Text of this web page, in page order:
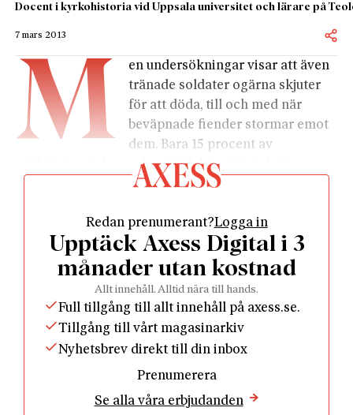
Docent i kyrkohistoria vid Uppsala universitet och lärare på
7 mars 2013
M
en undersökningar visar att även
tränade soldater ogärna skjuter
för att döda, till och med när
beväpnade fiender stormar emot
dem. Bara 15 procent av
soldaterna under andra världskriget tog del i
striderna genom att skjuta på fienden. Men för dem
traumat. Det värsta var inte skräcken, inte
skrikandet, sårade kamrater – utan att de hade
släckt en människas liv.
Författaren William Manchester tar upp detta när
han skriver om sin tid som soldat i andra
världskriget. Hans enhet blev beskjuten av en
krypskytt som barrikaderat sig i en fiskebod.
hamnade i samma rum som skytten:
”Han satt fast i sin sele och jag sköt honom med min
Redan prenumerant?Logga in
Upptäck Axess Digital i 3
månader utan kostnad
Allt innehåll. Alltid nära till hands.
Full tillgång till allt innehåll på axess.se.
Tillgång till vårt magasinarkiv
Nyhetsbrev direkt till din inbox
Prenumerera
Se alla våra erbjudanden